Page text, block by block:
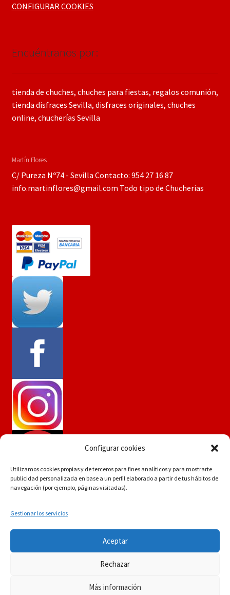
Configurar cookies
Utilizamos cookies propias y de terceros para fines analíticos y para mostrarte
publicidad personalizada en base a un perfil elaborado a partir de tus hábitos de
navegación (por ejemplo, páginas visitadas).
Gestionar los servicios
Aceptar
Rechazar
Más información
Si tiene dudas consúltenos a
info.martinflores@gmail.com , mensaje de whatsapp
644352942 o en el 954271687
CONFIGURAR COOKIES
Encuéntranos por:
tienda de chuches, chuches para fiestas, regalos comunión,
tienda disfraces Sevilla, disfraces originales, chuches
online, chucherías Sevilla
Martín Flores
C/ Pureza Nº74 - Sevilla Contacto: 954 27 16 87
info.martinflores@gmail.com Todo tipo de Chucherias
POLÍTICA DE PRIVACIDAD
Construido con